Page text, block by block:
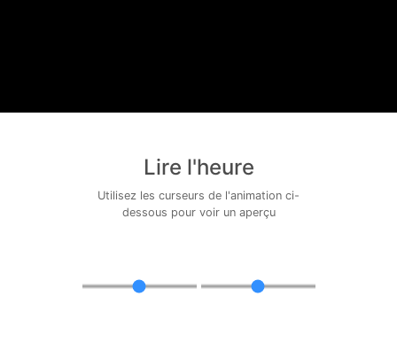
Lire l'heure
Utilisez les curseurs de l'animation ci-
dessous pour voir un aperçu